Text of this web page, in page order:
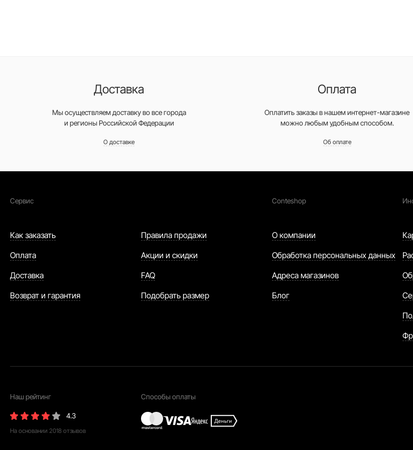
Доставка
Мы осуществляем доставку во все города
и регионы Российской Федерации
О доставке
Оплата
Оплатить заказы в нашем интернет-магазине
можно любым удобным способом.
Об оплате
Сервис
Как заказать
Оплата
Доставка
Возврат и гарантия
Правила продажи
Акции и скидки
FAQ
Подобрать размер
Conteshop
О компании
Обработка персональных данных
Адреса магазинов
Блог
Наш рейтинг
4.3
На основании 2018 отзывов
Способы оплаты